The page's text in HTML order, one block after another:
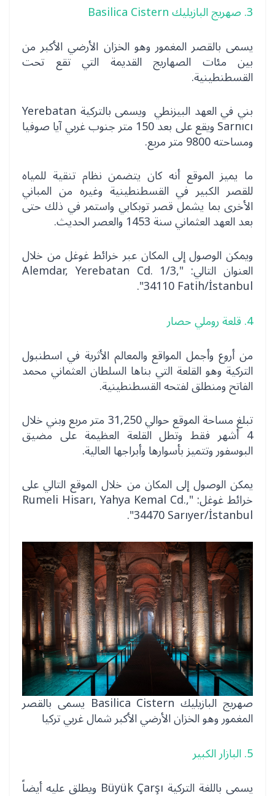
3. صهريج البازيليك Basilica Cistern
يسمى بالقصر المغمور وهو الخزان الأرضي الأكبر من
بين مئات الصهاريج القديمة التي تقع تحت
القسطنطينية.
بني في العهد البيزنطي ويسمى بالتركية Yerebatan
Sarnıcı ويقع على بعد 150 متر جنوب غربي آيا صوفيا
ومساحته 9800 متر مربع.
ما يميز الموقع أنه كان يتضمن نظام تنقية للمياه
للقصر الكبير في القسطنطينية وغيره من المباني
الأخرى بما يشمل قصر توبكابي واستمر في ذلك حتى
بعد العهد العثماني سنة 1453 والعصر الحديث.
ويمكن الوصول إلى المكان عبر خرائط غوغل من خلال
العنوان التالي: "Alemdar, Yerebatan Cd. 1/3,
34110 Fatih/İstanbul".
4. قلعة روملي حصار
من أروع وأجمل المواقع والمعالم الأثرية في اسطنبول
التركية وهو القلعة التي بناها السلطان العثماني محمد
الفاتح ومنطلق لفتحه القسطنطينية.
تبلغ مساحة الموقع حوالي 31,250 متر مربع وبني خلال
4 أشهر فقط وتطل القلعة العظيمة على مضيق
البوسفور وتتميز بأسوارها وأبراجها العالية.
يمكن الوصول إلى المكان من خلال الموقع التالي على
خرائط غوغل: "Rumeli Hisarı, Yahya Kemal Cd.,
34470 Sarıyer/İstanbul".
صهريج البازيليك Basilica Cistern يسمى بالقصر
المغمور وهو الخزان الأرضي الأكبر شمال غربي تركيا
5. البازار الكبير
يسمى باللغة التركية Büyük Çarşı ويطلق عليه أيضاً